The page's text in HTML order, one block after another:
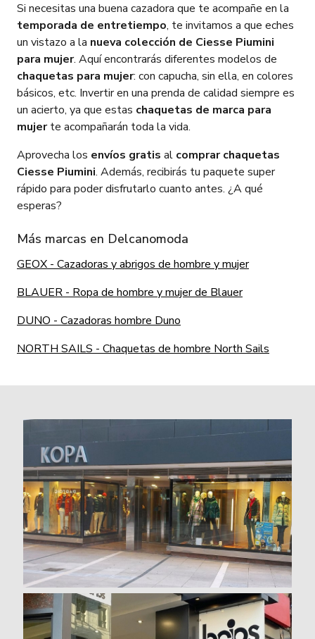
Si necesitas una buena cazadora que te acompañe en la
temporada de entretiempo, te invitamos a que eches
un vistazo a la nueva colección de Ciesse Piumini
para mujer. Aquí encontrarás diferentes modelos de
chaquetas para mujer: con capucha, sin ella, en colores
básicos, etc. Invertir en una prenda de calidad siempre es
un acierto, ya que estas chaquetas de marca para
mujerte acompañarán toda la vida.
Aprovecha los envíos gratis al comprar chaquetas
Ciesse Piumini. Además, recibirás tu paquete super
rápido para poder disfrutarlo cuanto antes. ¿A qué
esperas?
Más marcas en Delcanomoda
GEOX - Cazadoras y abrigos de hombre y mujer
BLAUER - Ropa de hombre y mujer de Blauer
DUNO - Cazadoras hombre Duno
NORTH SAILS - Chaquetas de hombre North Sails